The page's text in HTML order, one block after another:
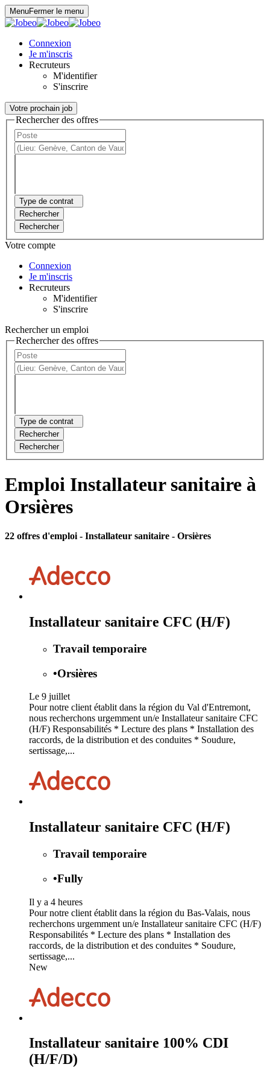
MenuFermer le menu
Connexion
Je m'inscris
Recruteurs
M'identifier
S'inscrire
Votre prochain job
Rechercher des offres
Type de contrat
Rechercher
Rechercher
Votre compte
Connexion
Je m'inscris
Recruteurs
M'identifier
S'inscrire
Rechercher un emploi
Rechercher des offres
Type de contrat
Rechercher
Rechercher
Emploi Installateur sanitaire à
Orsières
22 offres d'emploi - Installateur sanitaire - Orsières
Installateur sanitaire CFC (H/F)
Travail temporaire
•Orsières
Le 9 juillet
Pour notre client établit dans la région du Val d'Entremont,
nous recherchons urgemment un/e Installateur sanitaire CFC
(H/F) Responsabilités * Lecture des plans * Installation des
raccords, de la distribution et des conduites * Soudure,
sertissage,...
Installateur sanitaire CFC (H/F)
Travail temporaire
•Fully
Il y a 4 heures
Pour notre client établit dans la région du Bas-Valais, nous
recherchons urgemment un/e Installateur sanitaire CFC (H/F)
Responsabilités * Lecture des plans * Installation des
raccords, de la distribution et des conduites * Soudure,
sertissage,...
New
Installateur sanitaire 100% CDI
(H/F/D)
Panneau de gestion des cookies